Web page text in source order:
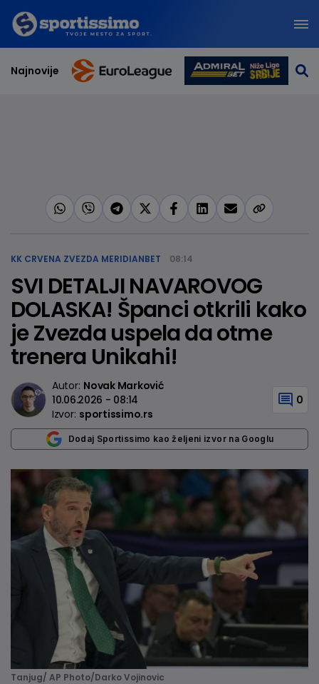
Najnovije
KK CRVENA ZVEZDA MERIDIANBET 08:14
SVI DETALJI NAVAROVOG
DOLASKA! Španci otkrili kako
je Zvezda uspela da otme
trenera Unikahi!
Autor: Novak Marković
10.06.2026 - 08:14
Izvor: sportissimo.rs
0
Dodaj Sportissimo kao željeni izvor na Googlu
Tanjug/ AP Photo/Darko Vojinovic